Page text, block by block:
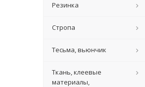
Резинка
Стропа
Тесьма, вьюнчик
Ткань, клеевые
материалы,